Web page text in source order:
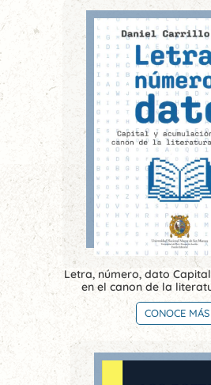
Letra, número, dato
en el canon de la
CONOCE MÁS